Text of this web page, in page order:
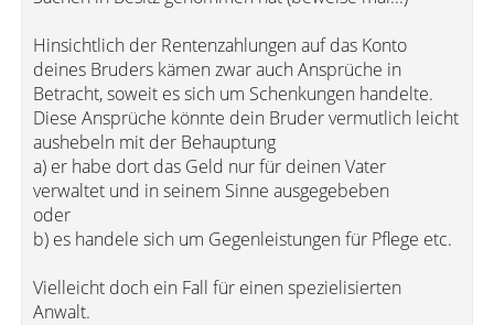
Hinsichtlich der Rentenzahlungen auf das Konto
deines Bruders kämen zwar auch Ansprüche in
Betracht, soweit es sich um Schenkungen handelte.
Diese Ansprüche könnte dein Bruder vermutlich leicht
aushebeln mit der Behauptung
a) er habe dort das Geld nur für deinen Vater
verwaltet und in seinem Sinne ausgegebeben
oder
b) es handele sich um Gegenleistungen für Pflege etc.
Vielleicht doch ein Fall für einen spezielisierten
Anwalt.